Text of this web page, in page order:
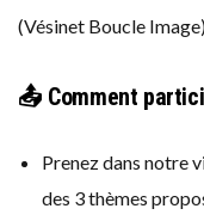
(Vésinet Boucle
📤 Comment
Prenez dans notre
des 3 thèmes